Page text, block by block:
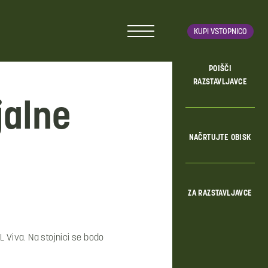
KUPI VSTOPNICO
POIŠČI
RAZSTAVLJAVCE
NAČRTUJTE OBISK
ZA RAZSTAVLJAVCE
Viva. Na stojnici se bodo